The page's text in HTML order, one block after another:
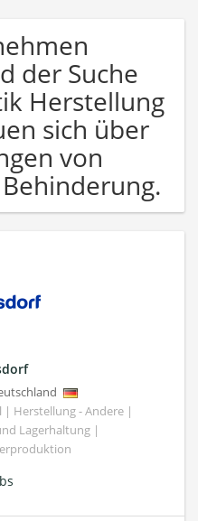
der Suche
Herstellung
sich über
von
| Herstellung - Andere |
Lagerhaltung |